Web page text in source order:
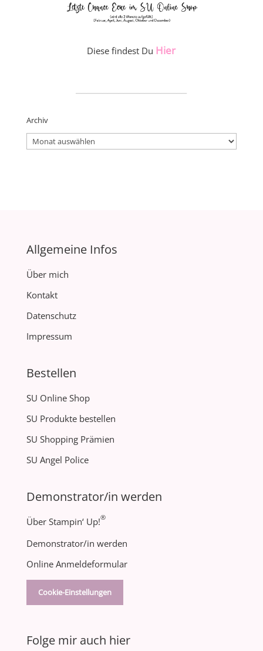
Diese findest Du Hier
Archiv
Archiv
Allgemeine Infos
Über mich
Kontakt
Datenschutz
Impressum
Bestellen
SU Online Shop
SU Produkte bestellen
SU Shopping Prämien
SU Angel Police
Demonstrator/in werden
Über Stampin‘ Up!®
Demonstrator/in werden
Online Anmeldeformular
Cookie-Einstellungen
Folge mir auch hier